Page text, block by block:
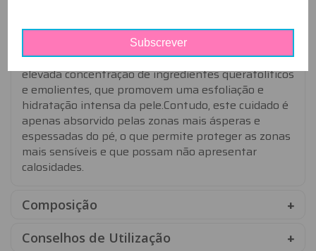
Mácara para pés que previne e trata o
aparecimento de calos e calosidades.
Peel Máscara Esfoliante para Péspossui uma
elevada concentração de ingredientes queratolíticos
e emolientes, que promovem uma esfoliação e
hidratação intensa da pele.Contudo, este cuidado é
apenas absorvido pelas zonas mais ásperas e
espessadas do pé, o que permite proteger as zonas
mais sensíveis e que possam não apresentar
calosidades.
Composição
Conselhos de Utilização